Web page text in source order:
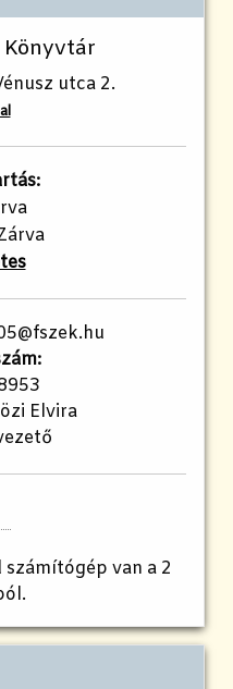
utca 2.
Elvira
számítógép van a 2